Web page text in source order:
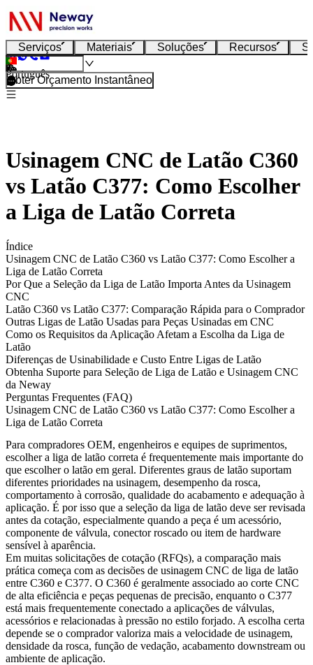
Serviços Materiais Soluções Recursos
Português
Obter Orçamento Instantâneo
Usinagem CNC de Latão C360
vs Latão C377: Como Escolher
a Liga de Latão Correta
Índice
Usinagem CNC de Latão C360 vs Latão C377: Como Escolher a
Liga de Latão Correta
Por Que a Seleção da Liga de Latão Importa Antes da Usinagem
CNC
Latão C360 vs Latão C377: Comparação Rápida para o Comprador
Outras Ligas de Latão Usadas para Peças Usinadas em CNC
Como os Requisitos da Aplicação Afetam a Escolha da Liga de
Latão
Diferenças de Usinabilidade e Custo Entre Ligas de Latão
Obtenha Suporte para Seleção de Liga de Latão e Usinagem CNC
da Neway
Perguntas Frequentes (FAQ)
Usinagem CNC de Latão C360 vs Latão C377: Como Escolher a
Liga de Latão Correta
Para compradores OEM, engenheiros e equipes de suprimentos,
escolher a liga de latão correta é frequentemente mais importante do
que escolher o latão em geral. Diferentes graus de latão suportam
diferentes prioridades na usinagem, desempenho da rosca,
comportamento à corrosão, qualidade do acabamento e adequação à
aplicação. É por isso que a seleção da liga de latão deve ser revisada
antes da cotação, especialmente quando a peça é um acessório,
componente de válvula, conector roscado ou item de hardware
sensível à aparência.
Em muitas solicitações de cotação (RFQs), a comparação mais
prática começa com as decisões de usinagem CNC de liga de latão
entre C360 e C377. O C360 é geralmente associado ao corte CNC
de alta eficiência e peças pequenas de precisão, enquanto o C377
está mais frequentemente conectado a aplicações de válvulas,
acessórios e relacionadas à pressão no estilo forjado. A escolha certa
depende se o comprador valoriza mais a velocidade de usinagem,
densidade da rosca, função de vedação, acabamento downstream ou
ambiente de aplicação.